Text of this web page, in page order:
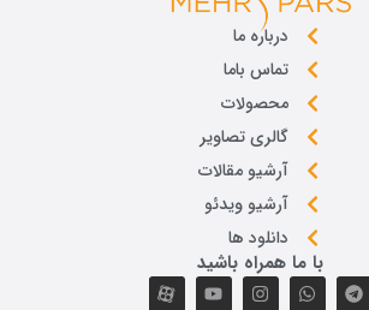
درباره ما
تماس باما
محصولات
گالری تصاویر
آرشیو مقالات
آرشیو ویدئو
دانلود ها
با ما همراه باشید